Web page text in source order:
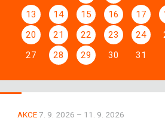
13
14 15 16 17
20
21 22 23 24
27
28 29 30 31
AKCE7. 9. 2026 – 11. 9. 2026